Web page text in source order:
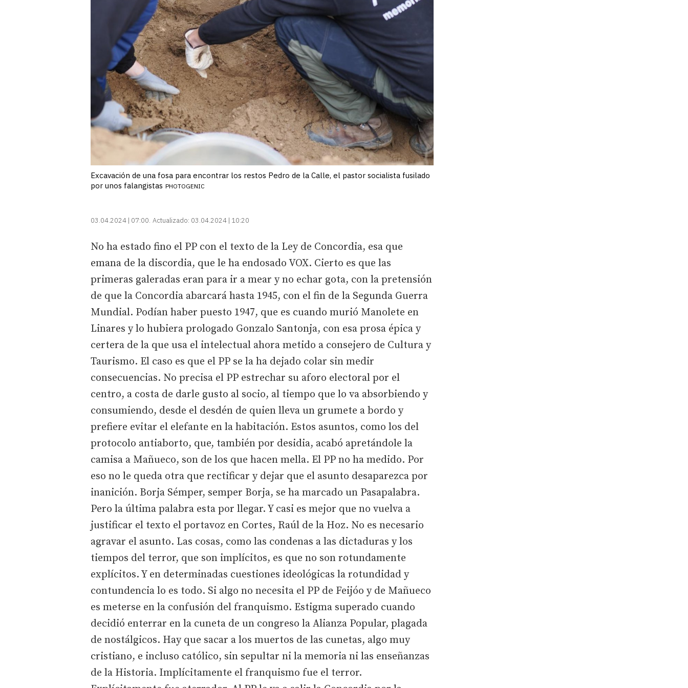
Excavación de una fosa para encontrar los restos Pedro de la Calle, el pastor socialista fusilado
por unos falangistas PHOTOGENIC
03.04.2024 | 07:00 Actualizado: 03.04.2024 | 10:20
No ha estado fino el PP con el texto de la Ley de Concordia, esa que
emana de la discordia, que le ha endosado VOX. Cierto es que las
primeras galeradas eran para ir a mear y no echar gota, con la pretensión
de que la Concordia abarcará hasta 1945, con el fin de la Segunda Guerra
Mundial. Podían haber puesto 1947, que es cuando murió Manolete en
Linares y lo hubiera prologado Gonzalo Santonja, con esa prosa épica y
certera de la que usa el intelectual ahora metido a consejero de Cultura y
Taurismo. El caso es que el PP se la ha dejado colar sin medir
consecuencias. No precisa el PP estrechar su aforo electoral por el
centro, a costa de darle gusto al socio, al tiempo que lo va absorbiendo y
consumiendo, desde el desdén de quien lleva un grumete a bordo y
prefiere evitar el elefante en la habitación. Estos asuntos, como los del
protocolo antiaborto, que, también por desidia, acabó apretándole la
camisa a Mañueco, son de los que hacen mella. El PP no ha medido. Por
eso no le queda otra que rectificar y dejar que el asunto desaparezca por
inanición. Borja Sémper, semper Borja, se ha marcado un Pasapalabra.
Pero la última palabra esta por llegar. Y casi es mejor que no vuelva a
justificar el texto el portavoz en Cortes, Raúl de la Hoz. No es necesario
agravar el asunto. Las cosas, como las condenas a las dictaduras y los
tiempos del terror, que son implícitos, es que no son rotundamente
explícitos. Y en determinadas cuestiones ideológicas la rotundidad y
contundencia lo es todo. Si algo no necesita el PP de Feijóo y de Mañueco
es meterse en la confusión del franquismo. Estigma superado cuando
decidió enterrar en la cuneta de un congreso la Alianza Popular, plagada
de nostálgicos. Hay que sacar a los muertos de las cunetas, algo muy
cristiano, e incluso católico, sin sepultar ni la memoria ni las enseñanzas
de la Historia. Implícitamente el franquismo fue el terror.